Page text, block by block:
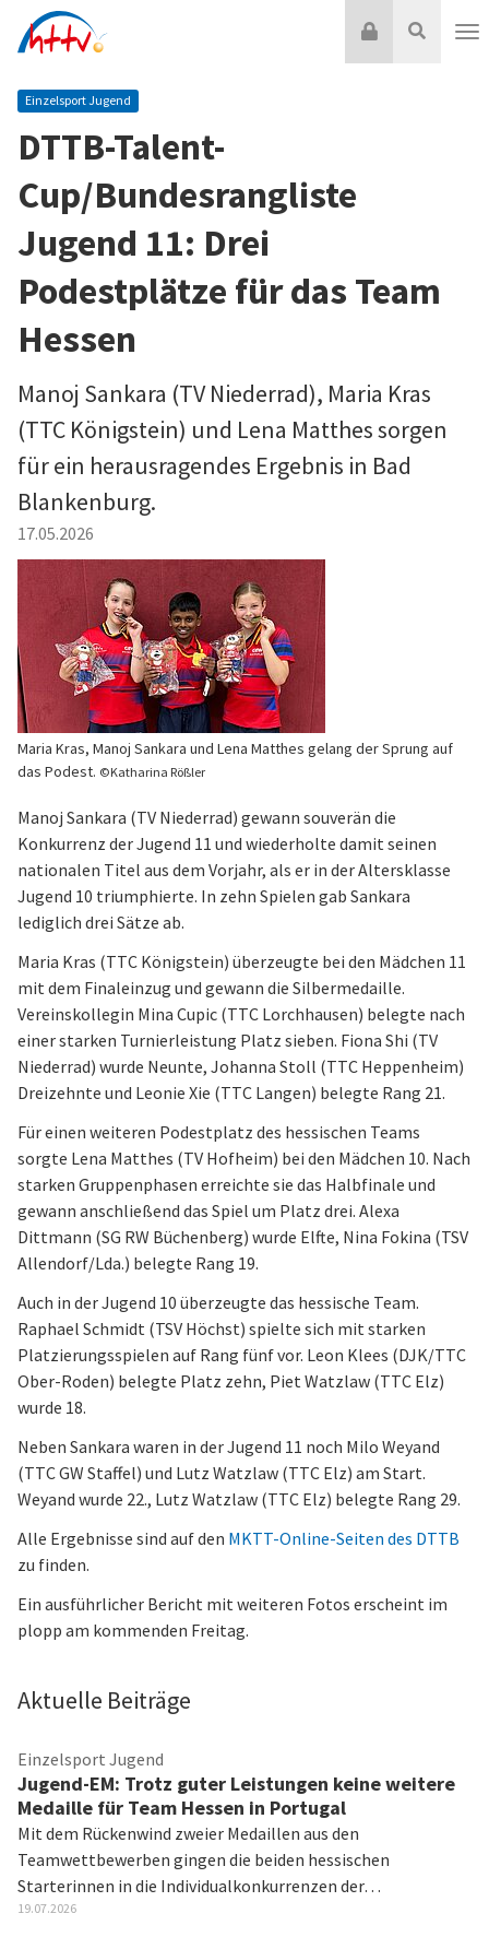
Inhalt
Suche
Login
Einzelsport Jugend
DTTB-Talent-
Cup/Bundesrangliste
Jugend 11: Drei
Podestplätze für das Team
Hessen
Manoj Sankara (TV Niederrad), Maria Kras
(TTC Königstein) und Lena Matthes sorgen
für ein herausragendes Ergebnis in Bad
Blankenburg.
17.05.2026
Maria Kras, Manoj Sankara und Lena Matthes gelang der Sprung auf
das Podest. ©Katharina Rößler
Manoj Sankara (TV Niederrad) gewann souverän die
Konkurrenz der Jugend 11 und wiederholte damit seinen
nationalen Titel aus dem Vorjahr, als er in der Altersklasse
Jugend 10 triumphierte. In zehn Spielen gab Sankara
lediglich drei Sätze ab.
Maria Kras (TTC Königstein) überzeugte bei den Mädchen 11
mit dem Finaleinzug und gewann die Silbermedaille.
Vereinskollegin Mina Cupic (TTC Lorchhausen) belegte nach
einer starken Turnierleistung Platz sieben. Fiona Shi (TV
Niederrad) wurde Neunte, Johanna Stoll (TTC Heppenheim)
Dreizehnte und Leonie Xie (TTC Langen) belegte Rang 21.
Für einen weiteren Podestplatz des hessischen Teams
sorgte Lena Matthes (TV Hofheim) bei den Mädchen 10. Nach
starken Gruppenphasen erreichte sie das Halbfinale und
gewann anschließend das Spiel um Platz drei. Alexa
Dittmann (SG RW Büchenberg) wurde Elfte, Nina Fokina (TSV
Allendorf/Lda.) belegte Rang 19.
Auch in der Jugend 10 überzeugte das hessische Team.
Raphael Schmidt (TSV Höchst) spielte sich mit starken
Platzierungsspielen auf Rang fünf vor. Leon Klees (DJK/TTC
Ober-Roden) belegte Platz zehn, Piet Watzlaw (TTC Elz)
wurde 18.
Neben Sankara waren in der Jugend 11 noch Milo Weyand
(TTC GW Staffel) und Lutz Watzlaw (TTC Elz) am Start.
Weyand wurde 22., Lutz Watzlaw (TTC Elz) belegte Rang 29.
Alle Ergebnisse sind auf den MKTT-Online-Seiten des DTTB
zu finden.
Ein ausführlicher Bericht mit weiteren Fotos erscheint im
plopp am kommenden Freitag.
Aktuelle Beiträge
Einzelsport Jugend
Jugend-EM: Trotz guter Leistungen keine weitere
Medaille für Team Hessen in Portugal
Mit dem Rückenwind zweier Medaillen aus den
Teamwettbewerben gingen die beiden hessischen
Starterinnen in die Individualkonkurrenzen der…
19.07.2026